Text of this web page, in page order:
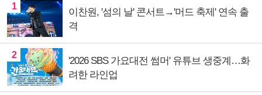
1
이찬원, '섬의 날' 콘서트→'머드 축제' 연속 출
격
2
'2026 SBS 가요대전 썸머' 유튜브 생중계…화
려한 라인업